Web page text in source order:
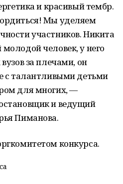
и красивый тембр.
Мы уделяем
участников. Никита
человек, у него
за плечами, он
с талантливыми детьми
для многих, —
и ведущий
Пиманова.
конкурса.